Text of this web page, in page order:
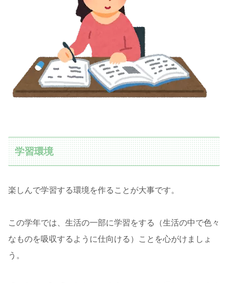
学習環境
楽しんで学習する環境を作ることが大事です。
この学年では、生活の一部に学習をする（生活の中で色々
なものを吸収するように仕向ける）ことを心がけましょ
う。